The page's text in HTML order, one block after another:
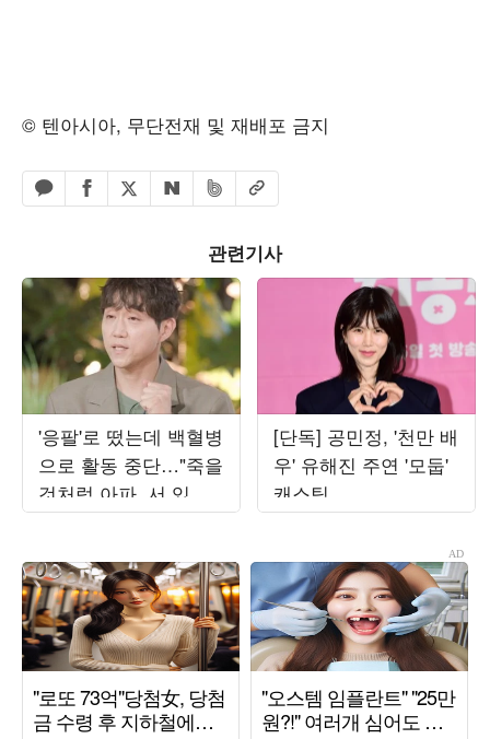
© 텐아시아, 무단전재 및 재배포 금지
카카오톡 공유하기
페이스북 공유하기
엑스 공유하기
네이버 공유하기
밴드 공유하기
URL복사
관련기사
'응팔'로 떴는데 백혈병
으로 활동 중단…"죽을
것처럼 아파, 서 있지
도 못해" ('해투')
[단독] 공민정, '천만 배
우' 유해진 주연 '모둡'
캐스팅